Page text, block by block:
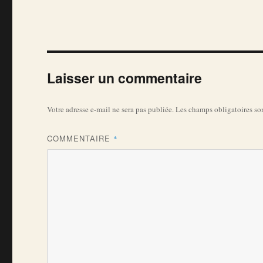
Laisser un commentaire
Votre adresse e-mail ne sera pas publiée.Les champs obligatoires
COMMENTAIRE *